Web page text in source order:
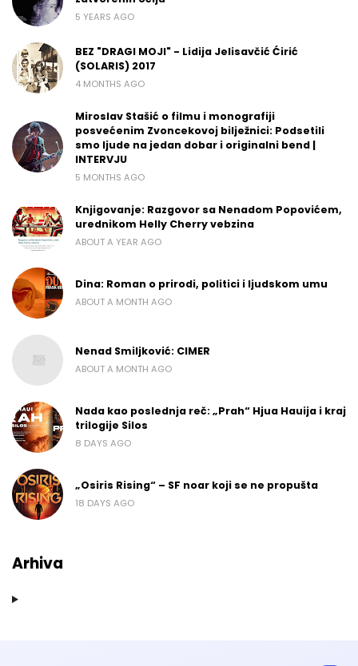
5 YEARS AGO
BEZ "DRAGI MOJI" - Lidija Jelisavčić Ćirić
(SOLARIS) 2017
4 MONTHS AGO
Miroslav Stašić o filmu i monografiji
posvećenim Zvoncekovoj bilježnici: Podsetili
smo ljude na jedan dobar i originalni bend |
INTERVJU
5 MONTHS AGO
Knjigovanje: Razgovor sa Nenadom Popovićem,
urednikom Helly Cherry vebzina
ABOUT A YEAR AGO
Dina: Roman o prirodi, politici i ljudskom umu
ABOUT A MONTH AGO
Nenad Smiljković: CIMER
ABOUT A MONTH AGO
Nada kao poslednja reč: „Prah“ Hjua Hauija i kraj
trilogije Silos
8 DAYS AGO
„Osiris Rising“ – SF noar koji se ne propušta
18 DAYS AGO
Arhiva